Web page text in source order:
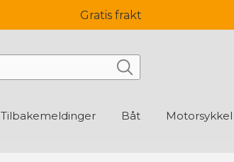
Gratis frakt
Tilbakemeldinger Båt Motorsykkel